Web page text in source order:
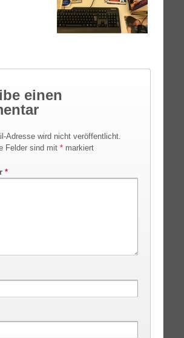
einen
Adresse wird nicht veröffentlicht.
Felder sind mit *markiert
*